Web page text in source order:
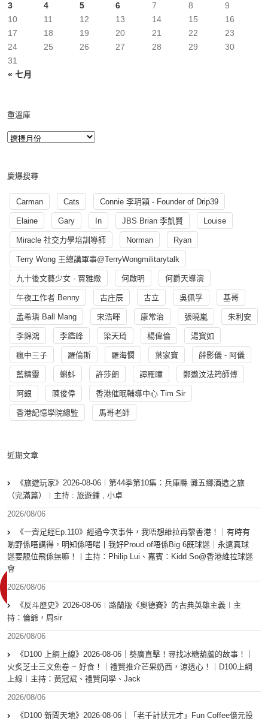
« 七月
3
4 5 6 7 8
9
10
11 12 13 14 15
16
17
18 19 20 21 22
23
24
25 26 27 28 29
30
31
重溫庫
慶爆搜尋
Carman Cats Connie 李玥穎 - Founder of Drip39
Elaine Gary In JBS Brian 李凱賢 Louise
Miracle 社交力學培訓導師 Norman Ryan
Terry Wong 王總講軍事@TerryWongmilitarytalk
九十後文藝少女 - 賈雅緻 何啟明 何爵天導演
午夜工作者 Benny 古庄辰 古立 吳佩孚 基哥
孟希璘 Ball Mang 宋浩暉 康常治 張曉嵐 朱利安
李錦鴻 李鑑峰 梁天琦 楊偉倫 湯寳如
瘋中三子 羅倫斯 羅海憫 葉家寶 薛影儀 - 阿儀
藍精靈 蝌蚪 許莎朗 譚雁瞳 鄭遨汶法筠師傅
阿銀 陳俊偉 香港催眠輔導中心 Tim Sir
香港記憶學院總監 馬哥老師
近期文章
《旅遊玩家》2026-08-06︱第44季第10集：兵庫縣 灘五鄉酒造之旅
（完滿篇）︱主持 : 旅遊鍾 , 小卓
2026/08/06
《一齊足經Ep.110》經過今次事件，我唔想維拉再黎香港！｜有時有
啲野係唔講得，明知係唔啱丨我好Proud of唔係Big 6既球迷｜永遠真球
迷要靚位飛係無嘛！丨主持：Philip Lui、嘉賓：Kidd So@香港維拉球迷
會
2026/08/06
《反斗歷史》2026-08-06︱路蘭版《奧德賽》的古典英雄主義︱主
持：倫爺，周sir
2026/08/06
《D100 上綱上線》2026-08-06｜葵廣直擊！尋找冰糖葫蘆的故事！｜
火炙芝士三文魚卷 ~ 好食！｜禮賢推介芒果奶西，涼透心！｜D100上綱
上線︱主持：黃冠斌、禮賢同學、Jack
2026/08/06
《D100 新聞天地》2026-08-06｜「老千計狀元才」Fun Coffee億元投